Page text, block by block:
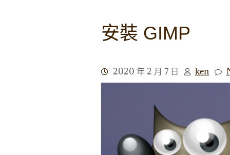
安裝 GIMP
2020 年 2 月 7 日 ken